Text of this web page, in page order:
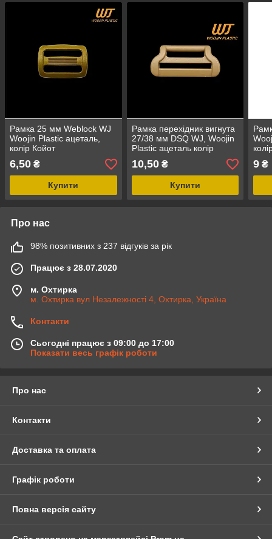
Рамка 25 мм Weblock WJ
Woojin Plastic ацеталь,
колір Койот
6,50 ₴
Купити
Рамка перехідник вигнута
27/38 мм DSQ WJ, Woojin
Plastic ацеталь колір
Койот
10,50₴
Купити
9 ₴
Про нас
98% позитивних з 237 відгуків за рік
Працює з 28.07.2020
м. Охтирка
м. Охтирка вул Незалежності 4, Охтирка, Україна
Контакти
Сьогодні працює з 09:00 до 17:00
Показати весь графік роботи
Про нас
Контакти
Доставка та оплата
Графік роботи
Повна версія сайту